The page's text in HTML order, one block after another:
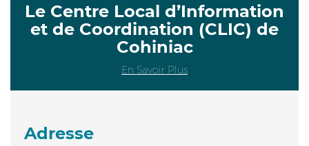
Le Centre Local d’Information
et de Coordination (CLIC) de
Cohiniac
En Savoir Plus
Adresse